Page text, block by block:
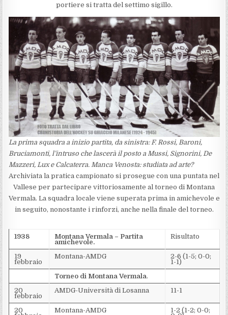
portiere si tratta del settimo sigillo.
La prima squadra a inizio partita, da sinistra: F. Rossi, Baroni,
Bruciamonti, l’intruso che lascerà il posto a Mussi, Signorini, De
Mazzeri, Lux e Calcaterra. Manca Venosta: studiata ad arte?
Archiviata la pratica campionato si prosegue con una puntata nel
Vallese per partecipare vittoriosamente al torneo di Montana
Vermala. La squadra locale viene superata prima in amichevole e
in seguito, nonostante i rinforzi, anche nella finale del torneo.
1938 Montana Vermala – Partita
amichevole.
Risultato
19
febbraio
Montana-AMDG 2-6 (1-5; 0-0;
1-1)
Torneo di Montana Vermala.
20
febbraio
AMDG-Università di Losanna 11-1
20 Montana-AMDG 1-2 (1-2; 0-0;